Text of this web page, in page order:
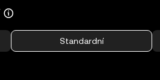
Standardní